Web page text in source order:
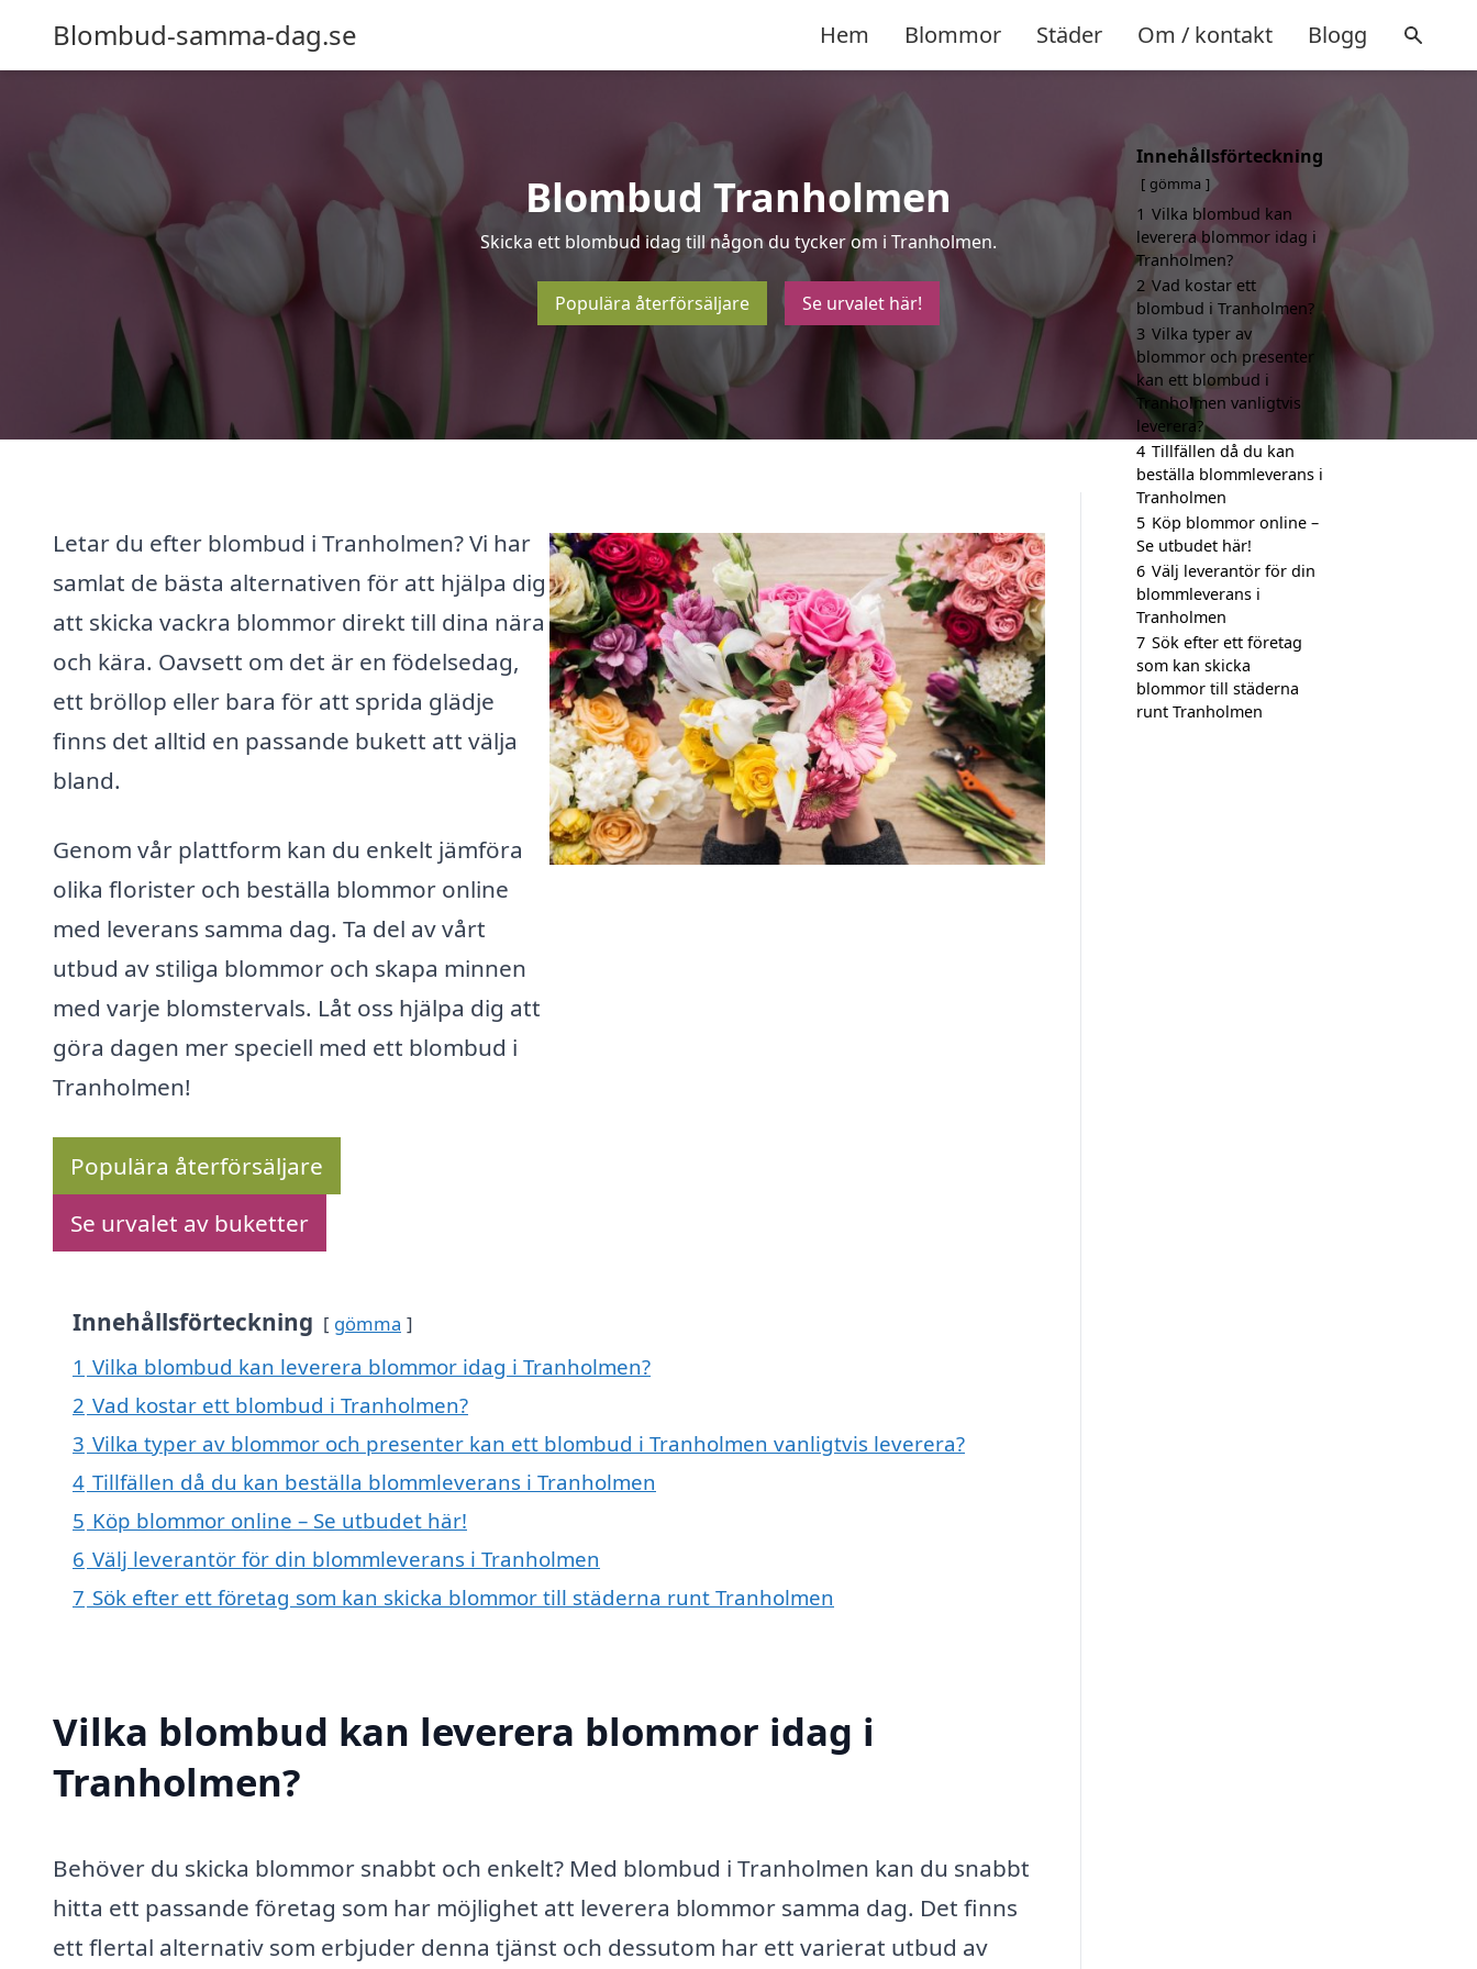
Blombud-samma-dag.se Hem Blommor Städer Om / kontakt Blogg
Blombud Tranholmen
Skicka ett blombud idag till någon du tycker om i Tranholmen.
Populära återförsäljare Se urvalet här!
Letar du efter blombud i Tranholmen? Vi har
samlat de bästa alternativen för att hjälpa dig
att skicka vackra blommor direkt till dina nära
och kära. Oavsett om det är en födelsedag,
ett bröllop eller bara för att sprida glädje
finns det alltid en passande bukett att välja
bland.
Genom vår plattform kan du enkelt jämföra
olika florister och beställa blommor online
med leverans samma dag. Ta del av vårt
utbud av stiliga blommor och skapa minnen
med varje blomstervals. Låt oss hjälpa dig att
göra dagen mer speciell med ett blombud i
Tranholmen!
Populära återförsäljare
Se urvalet av buketter
Innehållsförteckning gömma
1 Vilka blombud kan leverera blommor idag i Tranholmen?
2 Vad kostar ett blombud i Tranholmen?
3 Vilka typer av blommor och presenter kan ett blombud i Tranholmen vanligtvis leverera?
4 Tillfällen då du kan beställa blommleverans i Tranholmen
5 Köp blommor online – Se utbudet här!
6 Välj leverantör för din blommleverans i Tranholmen
7 Sök efter ett företag som kan skicka blommor till städerna runt Tranholmen
Vilka blombud kan leverera blommor idag i
Tranholmen?
Behöver du skicka blommor snabbt och enkelt? Med blombud i Tranholmen kan du snabbt
hitta ett passande företag som har möjlighet att leverera blommor samma dag. Det finns
ett flertal alternativ som erbjuder denna tjänst och dessutom har ett varierat utbud av
Innehållsförteckning
gömma
1 Vilka blombud kan
leverera blommor idag i
Tranholmen?
2 Vad kostar ett
blombud i Tranholmen?
3 Vilka typer av
blommor och presenter
kan ett blombud i
Tranholmen vanligtvis
leverera?
4 Tillfällen då du kan
beställa blommleverans i
Tranholmen
5 Köp blommor online –
Se utbudet här!
6 Välj leverantör för din
blommleverans i
Tranholmen
7 Sök efter ett företag
som kan skicka
blommor till städerna
runt Tranholmen